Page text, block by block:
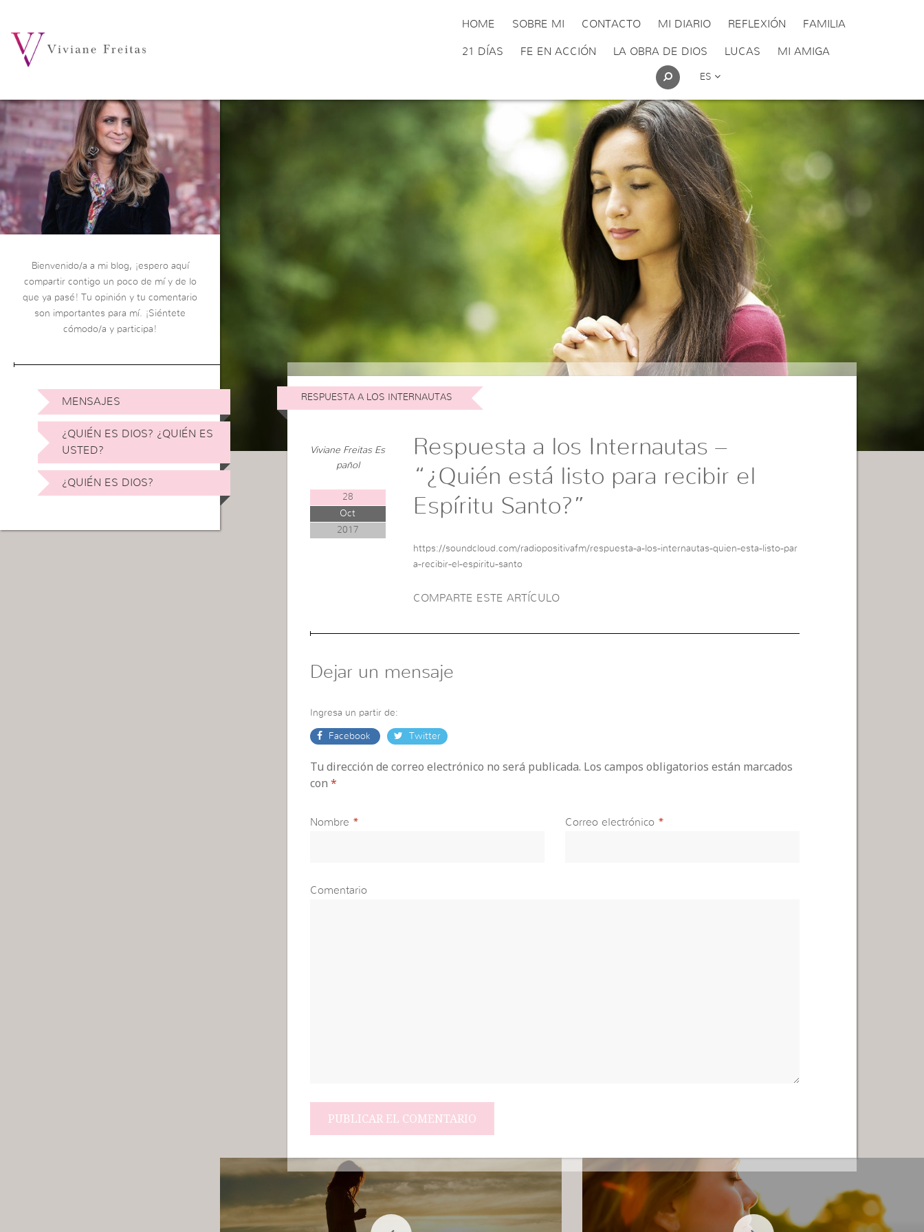
HOME SOBRE MI CONTACTO MI DIARIO REFLEXIÓN FAMILIA
21 DÍAS FE EN ACCIÓN LA OBRA DE DIOS LUCAS MI AMIGA
ES
Bienvenido/a a mi blog, ¡espero aquí
compartir contigo un poco de mí y de lo
que ya pasé! Tu opinión y tu comentario
son importantes para mí. ¡Siéntete
cómodo/a y participa!
MENSAJES
¿QUIÉN ES DIOS? ¿QUIÉN ES
USTED?
¿QUIÉN ES DIOS?
RESPUESTA A LOS INTERNAUTAS
Viviane Freitas Es
pañol
28
Oct
2017
Respuesta a los Internautas –
“¿Quién está listo para recibir el
Espíritu Santo?”
https://soundcloud.com/radiopositivafm/respuesta-a-los-internautas-quien-esta-listo-par
a-recibir-el-espiritu-santo
COMPARTE ESTE ARTÍCULO
Dejar un mensaje
Ingresa un partir de:
Facebook Twitter
Tu dirección de correo electrónico no será publicada. Los campos obligatorios están marcados
con *
Nombre * Correo electrónico *
Comentario